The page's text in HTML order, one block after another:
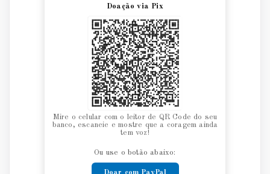
Doação via Pix
Mire o celular com o leitor de QR Code do seu
banco, escaneie e mostre que a coragem ainda
tem voz!
Ou use o botão abaixo:
Doar com PayPal